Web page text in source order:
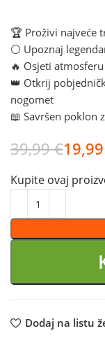
🏆 Proživi najveće
⚪ Upoznaj
🔥 Osjeti
👑 Otkrij
nogomet
📖 Savršen poklon
39,99€19,99
Kupite ovaj
Dodaj na listu